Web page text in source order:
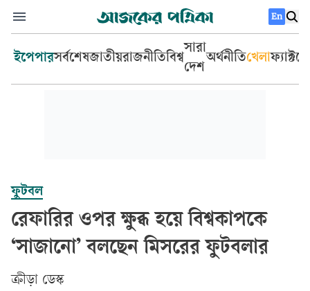
En
ইপেপারসর্বশেষজাতীয়রাজনীতিবিশ্ব
সারা
দেশ
অর্থনীতিখেলা
ফুটবল
রেফারির ওপর ক্ষুব্ধ হয়ে বিশ্বকাপকে
‘সাজানো’ বলছেন মিসরের ফুটবলার
ক্রীড়া ডেস্ক